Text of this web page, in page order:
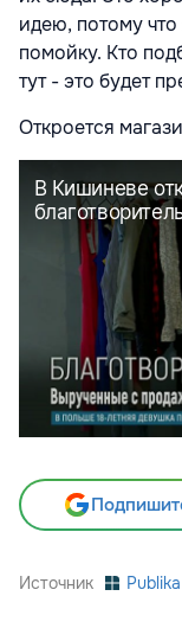
идею, потому
помойку. Кто
тут - это будет
Откроется
Источник Publika